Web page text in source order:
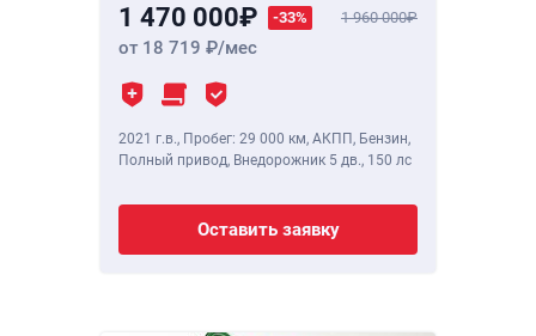
1 470 000 -33% 1 960 000
от 18 719 /мес
2021 г.в., Пробег: 29 000 км, АКПП, Бензин,
Полный привод, Внедорожник 5 дв., 150 лс
Оставить заявку